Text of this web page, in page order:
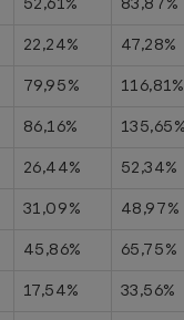
22,24%
47,28%
79,95%
116,81%
86,16%
26,44%
52,34%
31,09%
48,97%
45,86%
65,75%
17,54%
33,56%